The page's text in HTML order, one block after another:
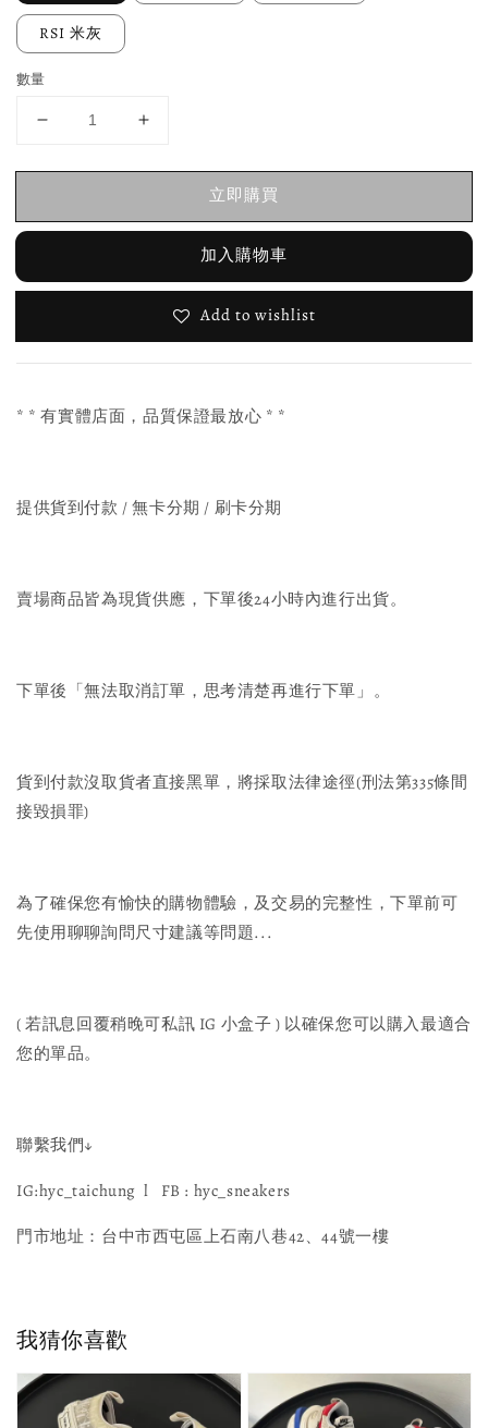
RSI 米灰
數量
立即購買
加入購物車
Add to wishlist
* * 有實體店面，品質保證最放心 * *
提供貨到付款 / 無卡分期 / 刷卡分期
賣場商品皆為現貨供應，下單後24小時內進行出貨。
下單後「無法取消訂單，思考清楚再進行下單」。
貨到付款沒取貨者直接黑單，將採取法律途徑(刑法第335條間
接毀損罪)
為了確保您有愉快的購物體驗，及交易的完整性，下單前可
先使用聊聊詢問尺寸建議等問題...
( 若訊息回覆稍晚可私訊 IG 小盒子 ) 以確保您可以購入最適合
您的單品。
聯繫我們↓
IG:hyc_taichung l FB : hyc_sneakers
門市地址：台中市西屯區上石南八巷42、44號一樓
我猜你喜歡